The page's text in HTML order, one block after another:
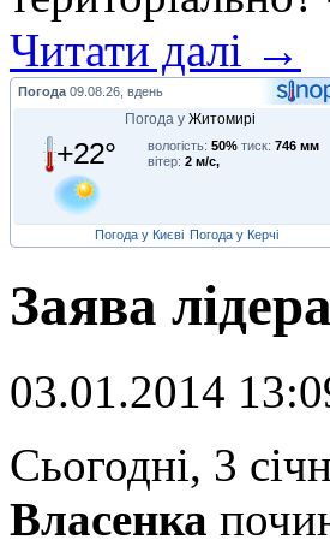
Читати далі →
Погода 09.08.26, вдень
Погода у Житомирі
+22° вологість: 50% тиск: 746 мм
вітер: 2 м/с,
Погода у Києві Погода у Керчі
Заява
03.01.2014
Сьогодні, 3
Власенка